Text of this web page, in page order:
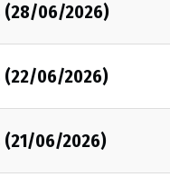
(28/06/2026)
(22/06/2026)
(21/06/2026)